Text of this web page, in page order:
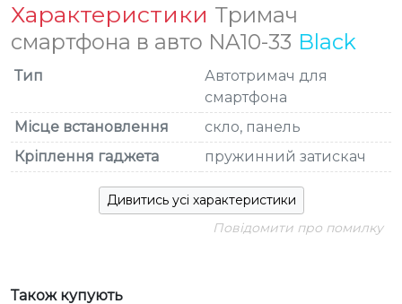
Характеристики Тримач
смартфона в авто NA10-33 Black
Тип
Автотримач для
смартфона
Місце встановлення
скло, панель
Кріплення гаджета
пружинний затискач
Дивитись усі характеристики
Повідомити про помилку
Також купують